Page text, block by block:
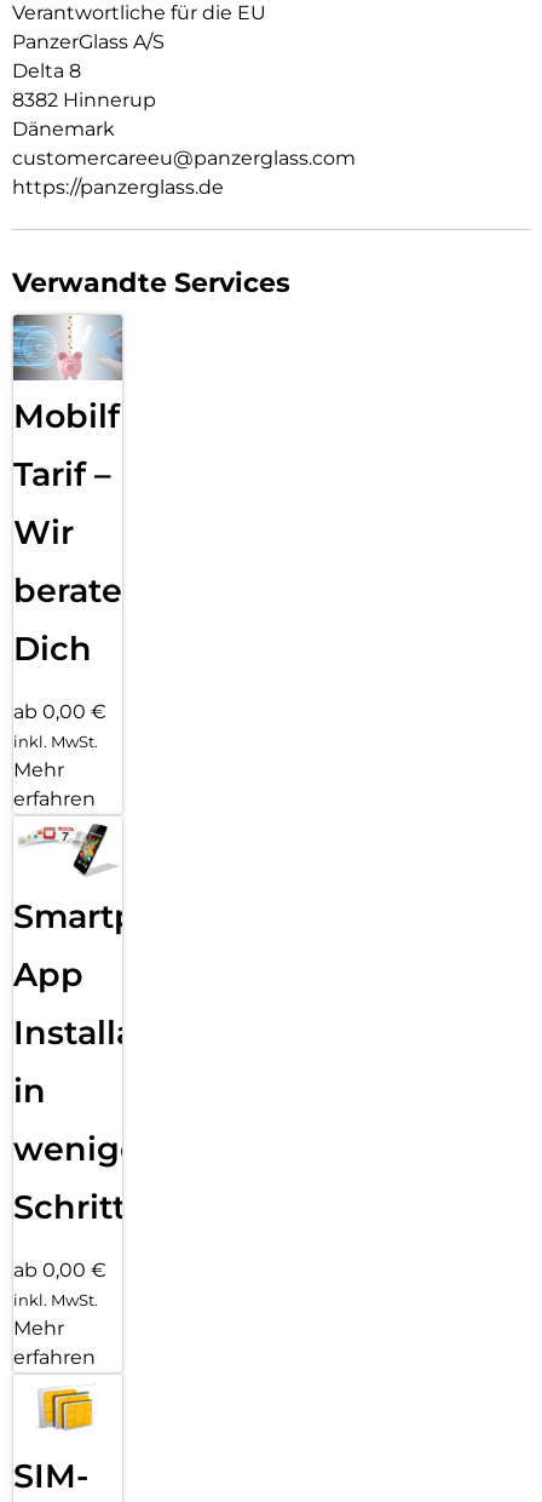
Verantwortliche für die EU
PanzerGlass A/S
Delta 8
8382 Hinnerup
Dänemark
customercareeu@panzerglass.com
https://panzerglass.de
Verwandte Services
Mobilfunk
Tarif –
Wir
beraten
Dich
ab 0,00 €
inkl. MwSt.
Mehr
erfahren
Smartphone
App
Installation
in
wenigen
Schritten
ab 0,00 €
inkl. MwSt.
Mehr
erfahren
SIM-